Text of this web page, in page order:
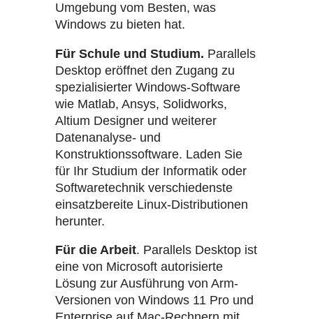
Umgebung vom Besten, was
Windows zu bieten hat.
Für Schule und Studium. Parallels
Desktop eröffnet den Zugang zu
spezialisierter Windows-Software
wie Matlab, Ansys, Solidworks,
Altium Designer und weiterer
Datenanalyse- und
Konstruktionssoftware. Laden Sie
für Ihr Studium der Informatik oder
Softwaretechnik verschiedenste
einsatzbereite Linux-Distributionen
herunter.
Für die Arbeit. Parallels Desktop ist
eine von Microsoft autorisierte
Lösung zur Ausführung von Arm-
Versionen von Windows 11 Pro und